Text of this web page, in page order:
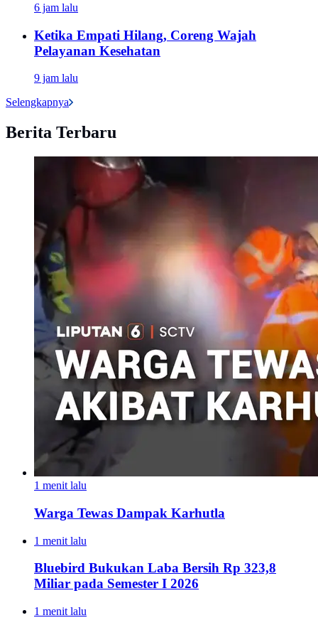
6 jam lalu
Ketika Empati Hilang, Coreng Wajah
Pelayanan Kesehatan
9 jam lalu
Selengkapnya
Berita Terbaru
1 menit lalu
Warga Tewas Dampak Karhutla
1 menit lalu
Bluebird Bukukan Laba Bersih Rp 323,8
Miliar pada Semester I 2026
1 menit lalu